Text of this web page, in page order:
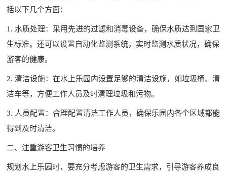
括以下几个方面：
1. 水质处理：采用先进的过滤和消毒设备，确保水质达到国家卫
生标准。还可以设置自动化监测系统，实时监测水质状况，确保
游客的健康。
2. 清洁设施：在水上乐园内设置足够的清洁设施，如垃圾桶、清
洁车等，方便工作人员及时清理垃圾和污物。
3. 人员配置：合理配置清洁工作人员，确保乐园内各个区域都能
得到及时清洁。
二、注重游客卫生习惯的培养
规划水上乐园时，要充分考虑游客的卫生需求，引导游客养成良